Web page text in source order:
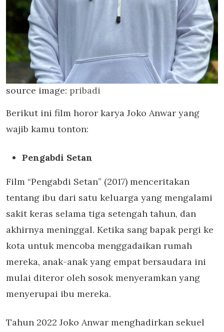
source image: pribadi
Berikut ini film horor karya Joko Anwar yang
wajib kamu tonton:
Pengabdi Setan
Film “Pengabdi Setan” (2017) menceritakan
tentang ibu dari satu keluarga yang mengalami
sakit keras selama tiga setengah tahun, dan
akhirnya meninggal. Ketika sang bapak pergi ke
kota untuk mencoba menggadaikan rumah
mereka, anak-anak yang empat bersaudara ini
mulai diteror oleh sosok menyeramkan yang
menyerupai ibu mereka.
Tahun 2022 Joko Anwar menghadirkan sekuel